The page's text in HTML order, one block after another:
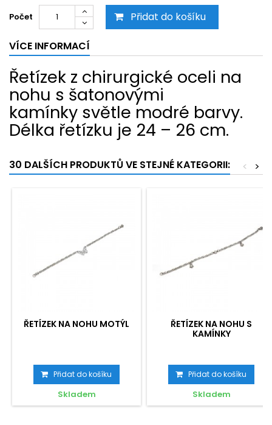
Počet Přidat do košíku
VÍCE INFORMACÍ
Řetízek z chirurgické oceli na
nohu s šatonovými
kamínky světle modré barvy.
Délka řetízku je 24 – 26 cm.
30 DALŠÍCH PRODUKTŮ VE STEJNÉ KATEGORII: >
<
ŘETÍZEK NA NOHU MOTÝL
Přidat do košíku
Skladem
ŘETÍZEK NA NOHU S
KAMÍNKY
Přidat do košíku
Skladem